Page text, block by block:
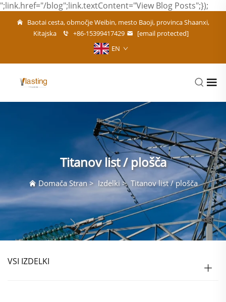
";link.href="/blog";link.textContent="View Blog Posts";});
Baotai cesta, območje Weibin, mesto Baoji, provinca Shaanxi,
Kitajska
+86-15399417429
[email protected]
EN
Titanov list / plošča
Domača Stran> Izdelki > Titanov list / plošča
VSI IZDELKI